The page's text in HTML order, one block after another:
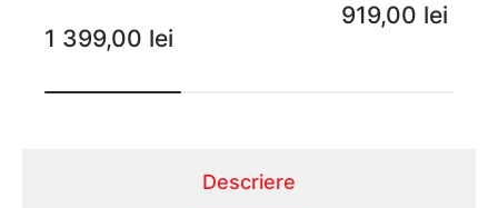
1 399,00 lei
919,00 lei
Descriere